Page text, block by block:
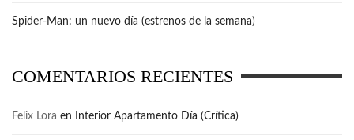
Spider-Man: un nuevo día (estrenos de la semana)
COMENTARIOS RECIENTES
Felix Lora en Interior Apartamento Día (Crítica)